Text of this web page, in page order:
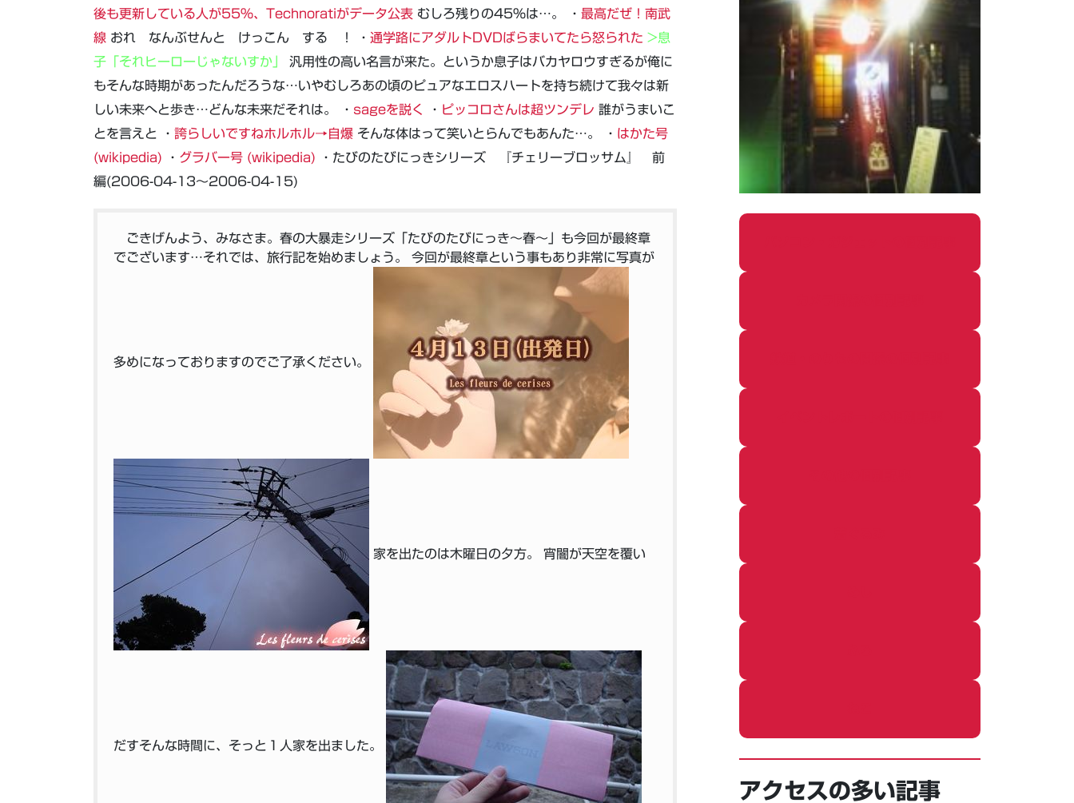
後も更新している人が55％、Technoratiがデータ公表 むしろ残りの45%は…。 ・ 最高だぜ！南武
線 おれ なんぶせんと けっこん する ！ ・ 通学路にアダルトDVDばらまいてたら怒られた >息
子「それヒーローじゃないすか」
汎用性の高い名言が来た。というか息子はバカヤロウすぎるが俺に
もそんな時期があったんだろうな…いやむしろあの頃のピュアなエロスハートを持ち続けて我々は新
しい未来へと歩き…どんな未来だそれは。 ・ sageを説く ・ ピッコロさんは超ツンデレ 誰がうまいこ
とを言えと ・ 誇らしいですねホルホル→自爆 そんな体はって笑いとらんでもあんた…。 ・ はかた号
(wikipedia) ・ グラバー号 (wikipedia) ・たびのたびにっきシリーズ 『チェリーブロッサム』 前
編(2006-04-13～2006-04-15)
ごきげんよう、みなさま。春の大暴走シリーズ「たびのたびにっき～春～」も今回が最終章
でございます…それでは、旅行記を始めましょう。 今回が最終章という事もあり非常に写真が
多めになっておりますのでご了承ください。
家を出たのは木曜日の夕方。 宵闇が天空を覆い
だすそんな時間に、そっと１人家を出ました。
アクセスの多い記事